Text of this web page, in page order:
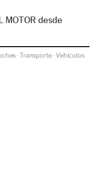
MOTOR desde
·Transporte ·Vehículos